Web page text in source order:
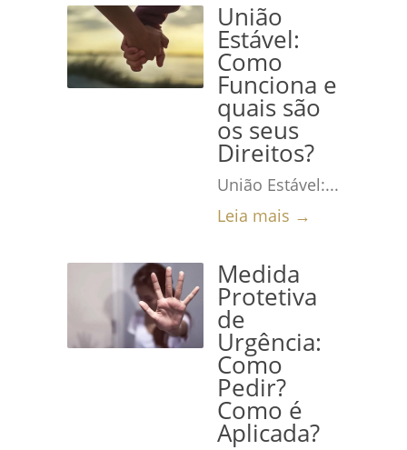
União
Estável:
Como
Funciona e
quais são
os seus
Direitos?
União Estável:...
Leia mais →
Medida
Protetiva
de
Urgência:
Como
Pedir?
Como é
Aplicada?